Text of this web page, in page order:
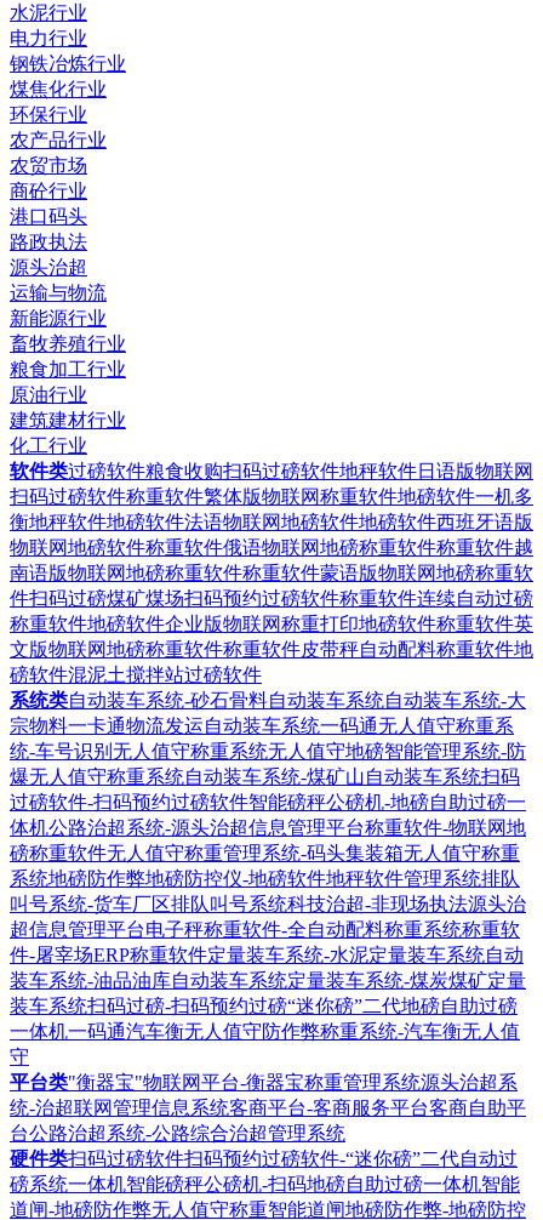
水泥行业
电力行业
钢铁冶炼行业
煤焦化行业
环保行业
农产品行业
农贸市场
商砼行业
港口码头
路政执法
源头治超
运输与物流
新能源行业
畜牧养殖行业
粮食加工行业
原油行业
建筑建材行业
化工行业
软件类过磅软件粮食收购扫码过磅软件地秤软件日语版物联网
扫码过磅软件称重软件繁体版物联网称重软件地磅软件一机多
衡地秤软件地磅软件法语物联网地磅软件地磅软件西班牙语版
物联网地磅软件称重软件俄语物联网地磅称重软件称重软件越
南语版物联网地磅称重软件称重软件蒙语版物联网地磅称重软
件扫码过磅煤矿煤场扫码预约过磅软件称重软件连续自动过磅
称重软件地磅软件企业版物联网称重打印地磅软件称重软件英
文版物联网地磅称重软件称重软件皮带秤自动配料称重软件地
磅软件混泥土搅拌站过磅软件
系统类自动装车系统-砂石骨料自动装车系统自动装车系统-大
宗物料一卡通物流发运自动装车系统一码通无人值守称重系
统-车号识别无人值守称重系统无人值守地磅智能管理系统-防
爆无人值守称重系统自动装车系统-煤矿山自动装车系统扫码
过磅软件-扫码预约过磅软件智能磅秤公磅机-地磅自助过磅一
体机公路治超系统-源头治超信息管理平台称重软件-物联网地
磅称重软件无人值守称重管理系统-码头集装箱无人值守称重
系统地磅防作弊地磅防控仪-地磅软件地秤软件管理系统排队
叫号系统-货车厂区排队叫号系统科技治超-非现场执法源头治
超信息管理平台电子秤称重软件-全自动配料称重系统称重软
件-屠宰场ERP称重软件定量装车系统-水泥定量装车系统自动
装车系统-油品油库自动装车系统定量装车系统-煤炭煤矿定量
装车系统扫码过磅-扫码预约过磅“迷你磅”二代地磅自助过磅
一体机一码通汽车衡无人值守防作弊称重系统-汽车衡无人值
守
平台类"衡器宝"物联网平台-衡器宝称重管理系统源头治超系
统-治超联网管理信息系统客商平台-客商服务平台客商自助平
台公路治超系统-公路综合治超管理系统
硬件类扫码过磅软件扫码预约过磅软件-“迷你磅”二代自动过
磅系统一体机智能磅秤公磅机-扫码地磅自助过磅一体机智能
道闸-地磅防作弊无人值守称重智能道闸地磅防作弊-地磅防控